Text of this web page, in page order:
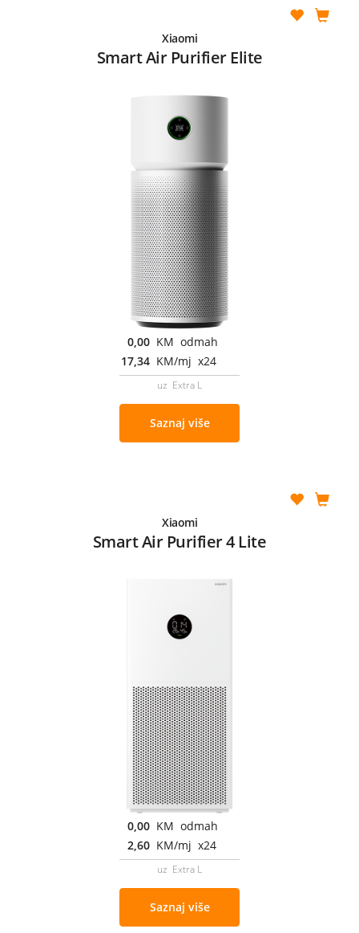
Xiaomi
Smart Air Purifier Elite
0,00 KM odmah
17,34 KM/mj x24
uz Extra L
Saznaj više
Xiaomi
Smart Air Purifier 4 Lite
0,00 KM odmah
2,60 KM/mj x24
uz Extra L
Saznaj više